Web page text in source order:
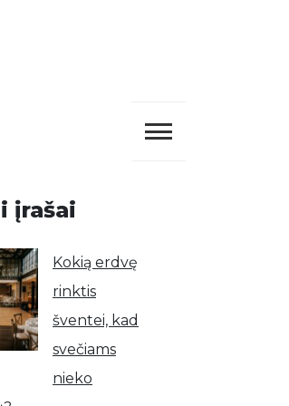
įrašai
Kokią erdvę
rinktis
šventei, kad
svečiams
nieko